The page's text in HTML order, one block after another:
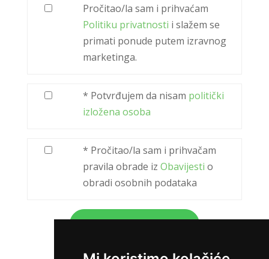
Pročitao/la sam i prihvaćam
Politiku privatnosti i slažem se
primati ponude putem izravnog
marketinga.
* Potvrđujem da nisam politički
izložena osoba
* Pročitao/la sam i prihvačam
pravila obrade iz Obavijesti o
obradi osobnih podataka